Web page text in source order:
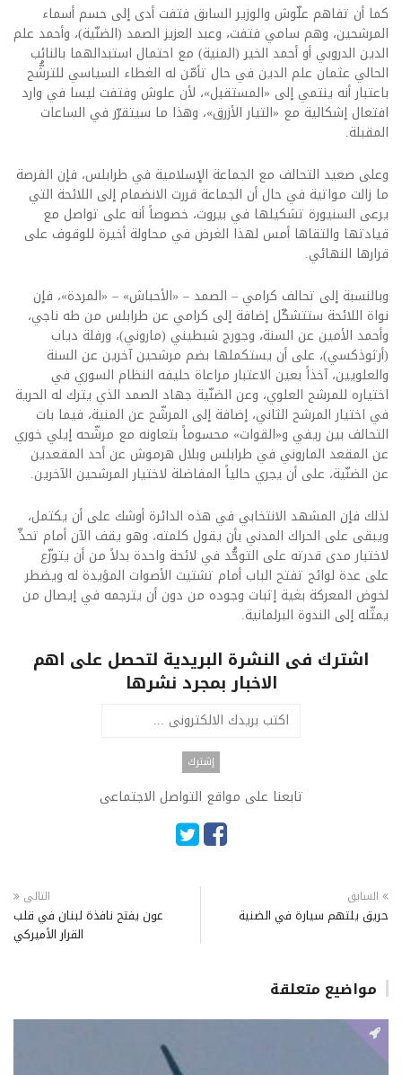
كما أن تفاهم علّوش والوزير السابق فتفت أدى إلى حسم أسماء
المرشحين، وهم سامي فتفت، وعبد العزيز الصمد (الضنّية)، وأحمد علم
الدين الدروبي أو أحمد الخير (المنية) مع احتمال استبدالهما بالنائب
الحالي عثمان علم الدين في حال تأمّن له الغطاء السياسي للترشُّح
باعتبار أنه ينتمي إلى «المستقبل»، لأن علوش وفتفت ليسا في وارد
افتعال إشكالية مع «التيار الأزرق»، وهذا ما سيتقرّر في الساعات
المقبلة.
وعلى صعيد التحالف مع الجماعة الإسلامية في طرابلس، فإن الفرصة
ما زالت مواتية في حال أن الجماعة قررت الانضمام إلى اللائحة التي
يرعى السنيورة تشكيلها في بيروت، خصوصاً أنه على تواصل مع
قيادتها والتقاها أمس لهذا الغرض في محاولة أخيرة للوقوف على
قرارها النهائي.
وبالنسبة إلى تحالف كرامي – الصمد – «الأحباش» – «المردة»، فإن
نواة اللائحة ستتشكّل إضافة إلى كرامي عن طرابلس من طه ناجي،
وأحمد الأمين عن السنة، وجورج شبطيني (ماروني)، ورفلة دياب
(أرثوذكسي)، على أن يستكملها بضم مرشحين آخرين عن السنة
والعلويين، آخذاً بعين الاعتبار مراعاة حليفه النظام السوري في
اختياره للمرشح العلوي، وعن الضنّية جهاد الصمد الذي يترك له الحرية
في اختيار المرشح الثاني، إضافة إلى المرشّح عن المنية، فيما بات
التحالف بين ريفي و«القوات» محسوماً بتعاونه مع مرشّحه إيلي خوري
عن المقعد الماروني في طرابلس وبلال هرموش عن أحد المقعدين
عن الضنّية، على أن يجري حالياً المفاضلة لاختيار المرشحين الآخرين.
لذلك فإن المشهد الانتخابي في هذه الدائرة أوشك على أن يكتمل،
ويبقى على الحراك المدني بأن يقول كلمته، وهو يقف الآن أمام تحدٍّ
لاختبار مدى قدرته على التوحُّد في لائحة واحدة بدلاً من أن يتوزّع
على عدة لوائح تفتح الباب أمام تشتيت الأصوات المؤيدة له ويضطر
لخوض المعركة بغية إثبات وجوده من دون أن يترجمه في إيصال من
يمثّله إلى الندوة البرلمانية.
اشترك فى النشرة البريدية لتحصل على اهم
الاخبار بمجرد نشرها
تابعنا على مواقع التواصل الاجتماعى
السابق
حريق يلتهم سيارة في الضنية
التالى
عون يفتح نافذة لبنان في قلب
القرار الأميركي
مواضيع متعلقة